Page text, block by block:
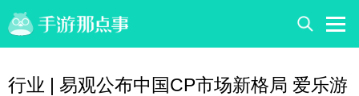
行业 | 易观公布中国CP市场新格局 爱乐游